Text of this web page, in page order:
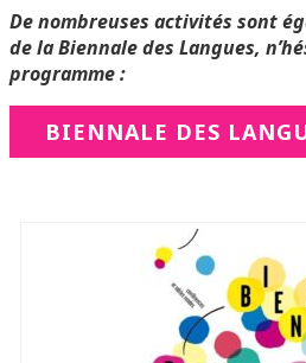
De nombreuses activités sont
de la Biennale des Langues,
programme :
BIENNALE DES